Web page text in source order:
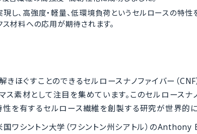
し、高強度・軽量、低環境負荷というセルロースの特
ス材料への応用が期待されます。
ほぐすことのできるセルロースナノファイバー（
素材として注目を集めています。このセルロースナ
を有するセルロース繊維を創製する研究が世界的
シントン大学（ワシントン州シアトル）のAnthony